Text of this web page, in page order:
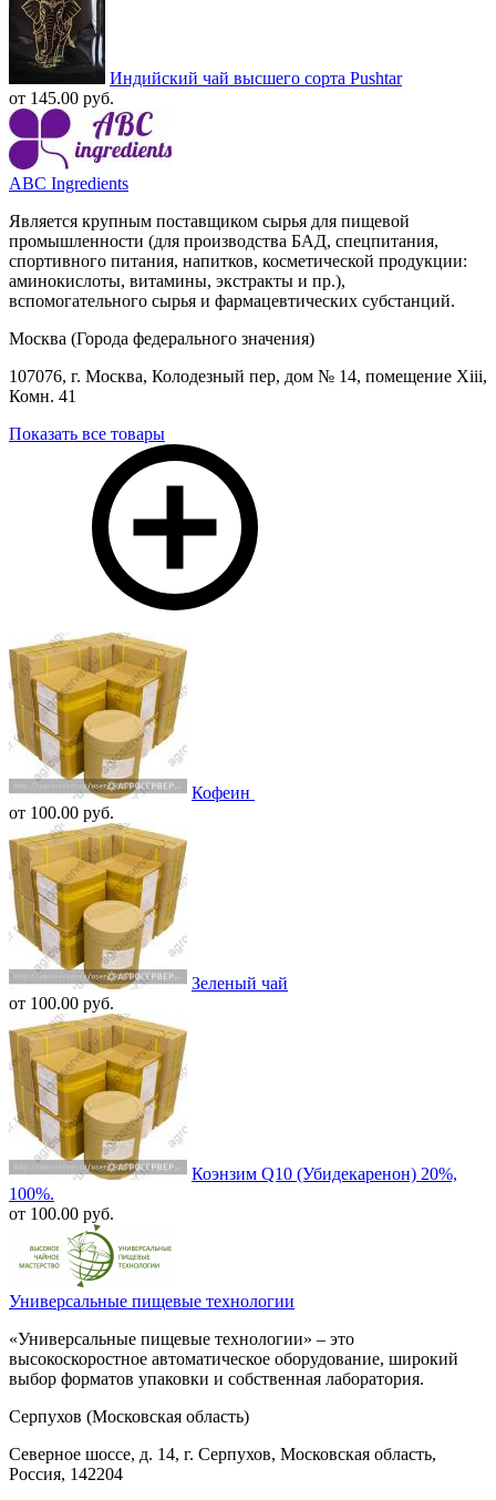
Индийский чай высшего сорта Pushtar
от 145.00 руб.
АВС Ingredients
Является крупным поставщиком сырья для пищевой
промышленности (для производства БАД, спецпитания,
спортивного питания, напитков, косметической продукции:
аминокислоты, витамины, экстракты и пр.),
вспомогательного сырья и фармацевтических субстанций.
Москва (Города федерального значения)
107076, г. Москва, Колодезный пер, дом № 14, помещение Xiii,
Комн. 41
Показать все товары
Кофеин
от 100.00 руб.
Зеленый чай
от 100.00 руб.
Коэнзим Q10 (Убидекаренон) 20%,
100%.
от 100.00 руб.
Универсальные пищевые технологии
«Универсальные пищевые технологии» – это
высокоскоростное автоматическое оборудование, широкий
выбор форматов упаковки и собственная лаборатория.
Серпухов (Московская область)
Северное шоссе, д. 14, г. Серпухов, Московская область,
Россия, 142204